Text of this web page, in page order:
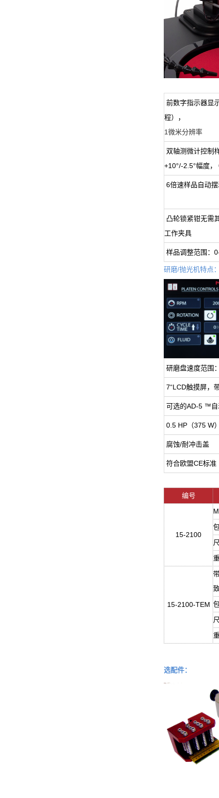
前数字指示器显
程），
1微米分辨率
双轴测微计控制
+10°/-2.5°幅度，
6倍速样品自动
凸轮锁紧钳无需
工作夹具
样品调整范围：
研磨/抛光机特点
研磨盘速度范围
7“LCD触摸屏，
可选的AD-5 ™自
0.5 HP（375 W
腐蚀/耐冲击盖
符合欧盟CE标准
编号
15-2100
15-2100-TEM
选配件：